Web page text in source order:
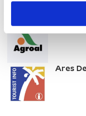
Agroal
Ares